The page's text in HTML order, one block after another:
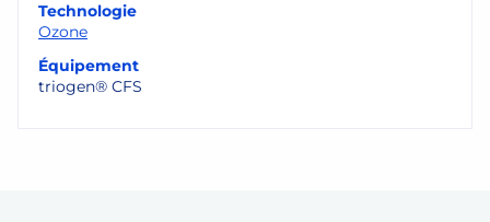
Technologie
Ozone
Équipement
triogen® CFS